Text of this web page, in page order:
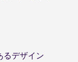
るデザイン